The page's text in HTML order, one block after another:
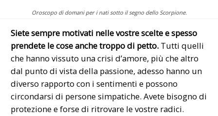
Oroscopo di domani per i nati sotto il segno dello Scorpione.
Siete sempre motivati nelle vostre scelte e spesso
prendete le cose anche troppo di petto. Tutti quelli
che hanno vissuto una crisi d’amore, più che altro
dal punto di vista della passione, adesso hanno un
diverso rapporto con i sentimenti e possono
circondarsi di persone simpatiche. Avete bisogno di
protezione e forse di ritrovare le vostre radici.